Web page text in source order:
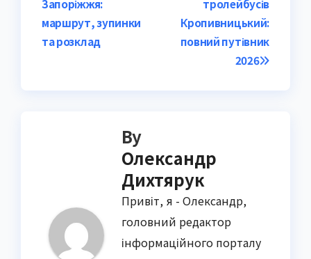
navigation
тролейбусів
Кропивницький:
повний путівник
2026
Запоріжжя:
маршрут, зупинки
та розклад
By
Олександр
Дихтярук
Привіт, я - Олександр,
головний редактор
інформаційного порталу